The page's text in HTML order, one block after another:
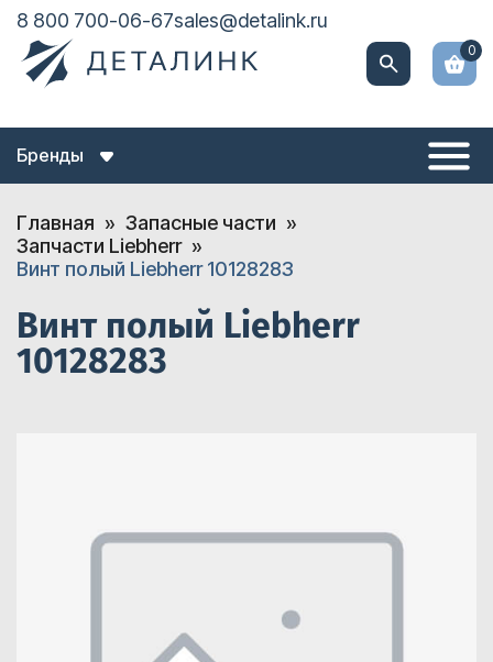
8 800 700-06-67sales@detalink.ru
0
Бренды
Главная
Запасные части
Запчасти Liebherr
Винт полый Liebherr 10128283
Винт полый Liebherr
10128283